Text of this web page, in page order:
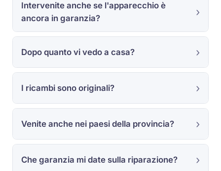
Intervenite anche se l'apparecchio è
ancora in garanzia?
Dopo quanto vi vedo a casa?
I ricambi sono originali?
Venite anche nei paesi della provincia?
Che garanzia mi date sulla riparazione?